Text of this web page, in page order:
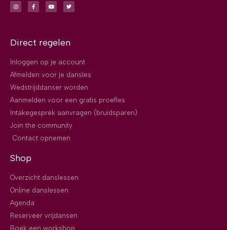
Direct regelen
Inloggen op je account
Afmelden voor je dansles
Wedstrijddanser worden
Aanmelden voor een gratis proefles
Intakegesprek aanvragen (bruidsparen)
Join the community
Contact opnemen
Shop
Overzicht danslessen
Online danslessen
Agenda
Reserveer vrijdansen
Boek een workshop